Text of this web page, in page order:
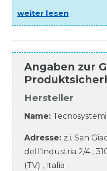
weiter lesen
Angaben zur
Hersteller
Name: Tecnosystemi
Adresse: z.i. San
dell'Industria 2/4,
(TV) , Italia